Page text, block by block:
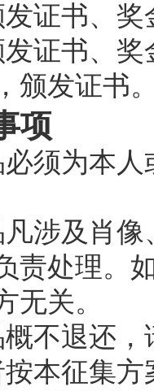
书、奖
书、奖
发证书
项
为本人
及肖像
责处理。
无关。
退还，
征集方